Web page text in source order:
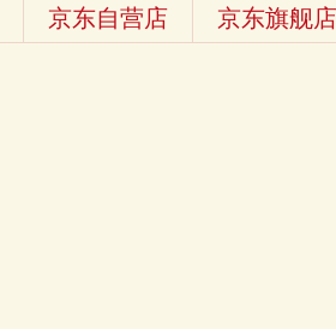
京东自营店 京东旗舰店